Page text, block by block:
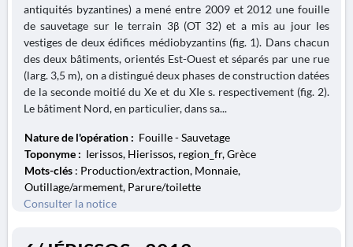
antiquités byzantines) a mené entre 2009 et 2012 une fouille
de sauvetage sur le terrain 3β (OT 32) et a mis au jour les
vestiges de deux édifices médiobyzantins (fig. 1). Dans chacun
des deux bâtiments, orientés Est-Ouest et séparés par une rue
(larg. 3,5 m), on a distingué deux phases de construction datées
de la seconde moitié du Xe et du XIe s. respectivement (fig. 2).
Le bâtiment Nord, en particulier, dans sa...
Nature de l'opération : Fouille - Sauvetage
Toponyme : Ierissos, Hierissos, region_fr, Grèce
Mots-clés : Production/extraction, Monnaie,
Outillage/armement, Parure/toilette
Consulter la notice